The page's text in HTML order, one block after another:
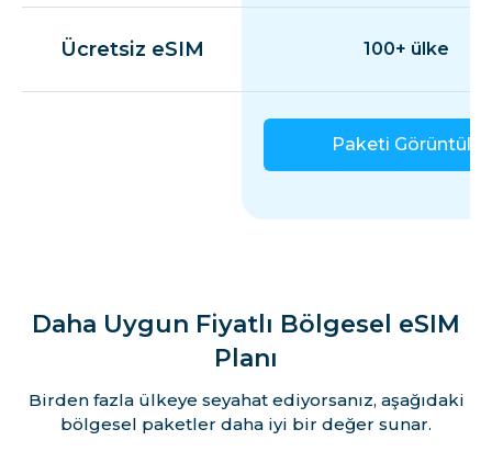
Ücretsiz eSIM 100+ ülke
Paketi Görüntüle
Daha Uygun Fiyatlı Bölgesel eSIM
Planı
Birden fazla ülkeye seyahat ediyorsanız, aşağıdaki
bölgesel paketler daha iyi bir değer sunar.